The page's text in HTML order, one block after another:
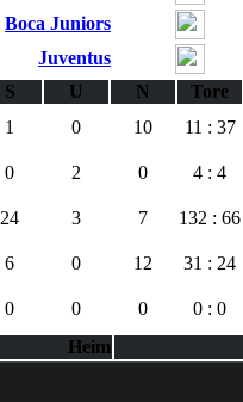
Boca Juniors
Juventus
S U N
Tore
1 0 10
11 : 37
0 2 0
4 : 4
24 3 7
132 : 66
6 0 12
31 : 24
0 0 0
0 : 0
Heim